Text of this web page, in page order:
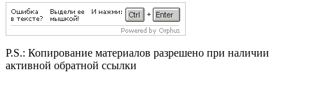
P.S.: Копирование материалов разрешено при наличии
активной обратной ссылки